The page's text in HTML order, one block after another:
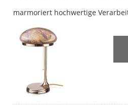
marmoriert hochwertige